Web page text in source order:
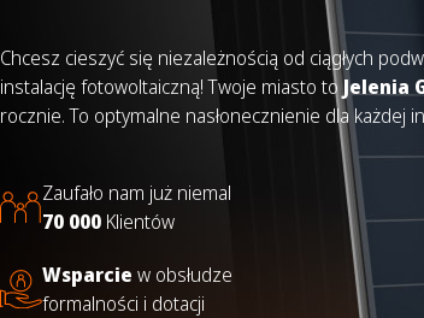
Chcesz cieszyć się niezależnością od ciągłych
instalację fotowoltaiczną! Twoje miasto toJelenia
rocznie. To optymalne nasłonecznienie dla każdej
Zaufało nam już niemal
70 000 Klientów
Wsparcie w obsłudze
formalności i dotacji